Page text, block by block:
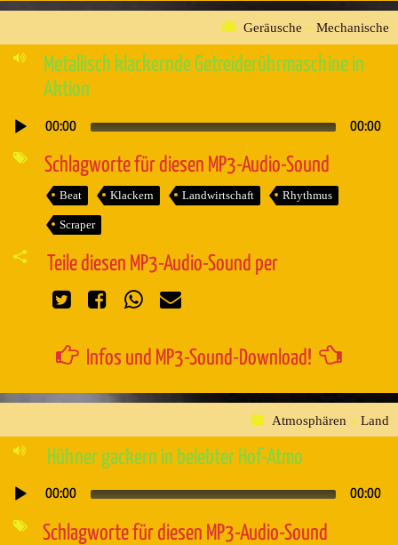
Geräusche » Mechanische
Metallisch klackernde Getreiderührmaschine in
Aktion
Audio-
00:00 00:00
Schlagworte für diesen MP3-Audio-Sound
Beat Klackern Landwirtschaft Rhythmus
Scraper
Teile diesen MP3-Audio-Sound per
Infos und MP3-Sound-Download!
Atmosphären » Land
Hühner gackern in belebter Hof-Atmo
Audio-
00:00 00:00
Schlagworte für diesen MP3-Audio-Sound